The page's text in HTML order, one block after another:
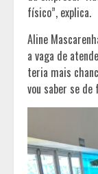
físico”, explica.
Aline
a vaga de
teria mais
vou saber se